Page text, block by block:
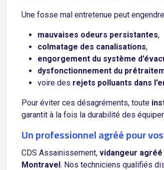
Une fosse mal entretenue peut
mauvaises odeurs persistantes,
colmatage des canalisations,
engorgement du système
dysfonctionnement du
voire des rejets polluants dans
Pour éviter ces désagréments, toute
garantit à la fois la durabilité des
Un professionnel agréé pour
CDS Assainissement, vidangeur
Montravel. Nos techniciens qualifiés